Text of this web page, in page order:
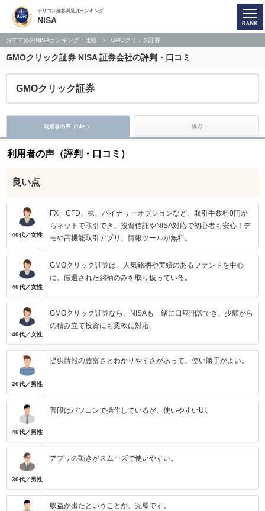
オリコン顧客満足度ランキング
NISA
おすすめのNISAランキング・比較 GMOクリック証券
GMOクリック証券 NISA 証券会社の評判・口コミ
GMOクリック証券
利用者の声（14件） 得点
利用者の声（評判・口コミ）
良い点
40代／女性
FX、CFD、株、バイナリーオプションなど、取引手数料0円か
らネットで取引でき、投資信託やNISA対応で初心者も安心！デ
モや高機能取引アプリ、情報ツールが無料。
40代／女性
GMOクリック証券は、人気銘柄や実績のあるファンドを中心
に、厳選された銘柄のみを取り扱っている。
40代／女性
GMOクリック証券なら、NISAも一緒に口座開設でき、少額から
の積み立て投資にも柔軟に対応。
20代／男性
提供情報の豊富さとわかりやすさがあって、使い勝手がよい。
40代／男性
普段はパソコンで操作しているが、使いやすいUI。
30代／男性
アプリの動きがスムーズで使いやすい。
収益が出たということが、完璧です。